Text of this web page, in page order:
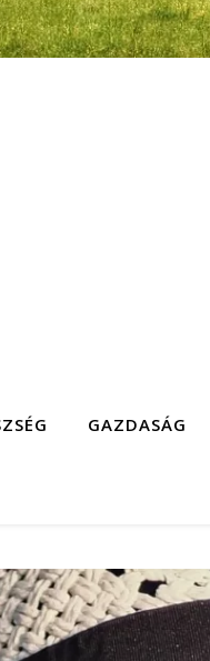
GAZDASÁG